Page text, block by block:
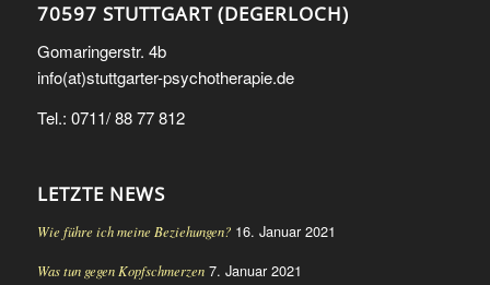
70597 STUTTGART (DEGERLOCH)
Gomaringerstr. 4b
info(at)stuttgarter-psychotherapie.de
Tel.: 0711/ 88 77 812
LETZTE NEWS
Wie führe ich meine Beziehungen? 16. Januar 2021
Was tun gegen Kopfschmerzen 7. Januar 2021